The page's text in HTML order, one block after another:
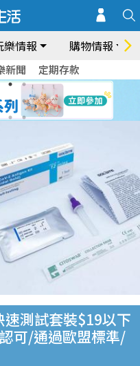
樂情報 購物情報
新聞 定期存款
速測試套裝$19以下
可/通過歐盟標準/